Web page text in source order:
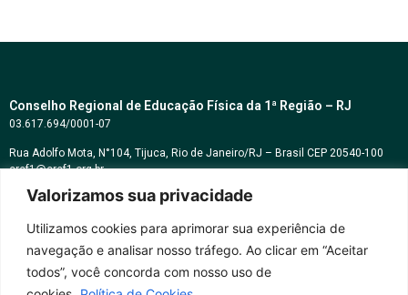
Valorizamos sua privacidade
Utilizamos cookies para aprimorar sua experiência de
navegação e analisar nosso tráfego. Ao clicar em “Aceitar
todos”, você concorda com nosso uso de
Conselho Regional de Educação Física da 1ª Região – RJ
03.617.694/0001-07
Rua Adolfo Mota, N°104, Tijuca, Rio de Janeiro/RJ – Brasil CEP 20540-100
cref1@cref1.org.br
Assessoria de comunicação:
Horários de atendimento: